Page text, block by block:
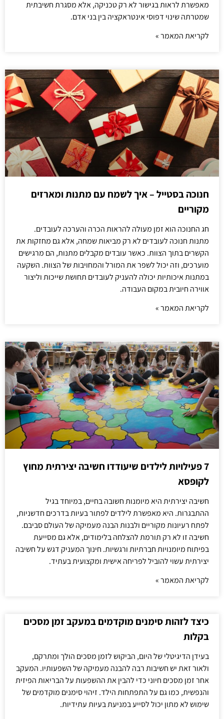
מאפשרת לראות בגישור לא רק טכניקה, אלא מסגרת חשיבתית
שמטרתה שינוי דפוסי אינטראקציה בין בני אדם.
לקריאת המאמר »
חנוכה בסטייל – איך לשמח עם מתנות ומארזים
מקוריים
חג החנוכה הוא זמן מעולה להראות הכרה והערכה לעובדים.
מתנות חנוכה לעובדים לא רק מביאות שמחה, אלא גם מחזקות את
הקשרים בתוך הצוות. כאשר עובדים מקבלים מתנות, הם מרגישים
מוערכים, וזה יכול לשפר את המורל והמחויבות של הצוות. השקעה
במתנות איכותיות יכולה להעניק לעובדים תחושת שייכות וליצור
אווירה חיובית במקום העבודה.
לקריאת המאמר »
7 פעילויות לילדים שיעודדו חשיבה יצירתית מחוץ
לקופסא
חשיבה יצירתית היא מיומנות חשובה בחיים, במיוחד בגיל
ההתבגרות. היא מאפשרת לילדים לפתור בעיות בדרכים חדשניות,
לפתח רעיונות מקוריים ולבנות הבנה מעמיקה של העולם סביבם.
חשיבה זו לא רק תורמת להצלחה בלימודים, אלא גם מסייעת
בפיתוח מיומנויות חברתיות ורגשיות. חינוך המעניק דגש על חשיבה
יצירתית עשוי להוביל לפריחה אישית ומקצועית בעתיד.
לקריאת המאמר »
כיצד לזהות סימנים מוקדמים במעקב זמן מסכים
בקלות
בעידן הדיגיטלי של היום, הביקוש לזמן מסכים הולך ומתרקם,
ולאור זאת יש חשיבות רבה להבנה מעמיקה של השפעותיו. המעקב
אחר זמן מסכים חיוני כדי להבין את ההשפעות על הבריאות הפיזית
והנפשית, כמו גם על התפתחות הילד. זיהוי סימנים מוקדמים של
שימוש לא מתון יכול לסייע במניעת בעיות עתידיות.